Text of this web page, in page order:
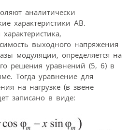
аналитически
характеристики АВ.
выходного напряжения
модуляции, определяется на
решения уравнений (5, 6) в
Тогда уравнение для
на нагрузке (в звене
записано в виде: